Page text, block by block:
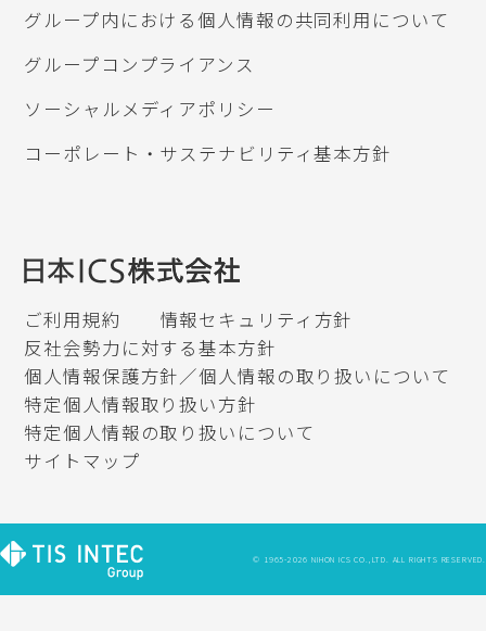
グループ内における個人情報の共同利用について
グループコンプライアンス
ソーシャルメディアポリシー
コーポレート・サステナビリティ基本方針
ご利用規約
情報セキュリティ方針
反社会勢力に対する基本方針
個人情報保護方針／個人情報の取り扱いについて
特定個人情報取り扱い方針
特定個人情報の取り扱いについて
サイトマップ
© 1965-2026 NIHON ICS CO.,LTD. ALL RIGHTS RESERVED.